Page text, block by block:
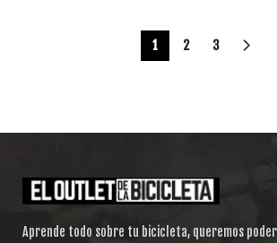
1 2 3
Aprende todo sobre tu bicicleta, queremos